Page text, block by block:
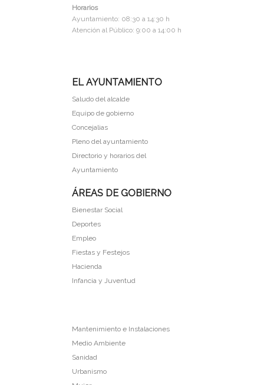
Horarios
Ayuntamiento: 08:30 a 14:30 h
Atención al Público: 9:00 a 14:00 h
EL AYUNTAMIENTO
Saludo del alcalde
Equipo de gobierno
Concejalias
Pleno del ayuntamiento
Directorio y horarios del
Ayuntamiento
ÁREAS DE GOBIERNO
Bienestar Social
Deportes
Empleo
Fiestas y Festejos
Hacienda
Infancia y Juventud
Mantenimiento e Instalaciones
Medio Ambiente
Sanidad
Urbanismo